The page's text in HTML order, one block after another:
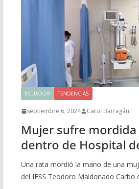
ECUADOR TENDENCIAS
septiembre 6, 2024 Carol Barragán
Mujer sufre
dentro de Hospital
Una rata mordió la mano de una
del IESS Teodoro Maldonado Carbo